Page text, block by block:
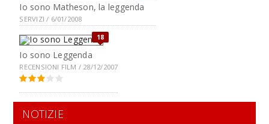
Io sono Matheson, la leggenda
SERVIZI / 6/01/2008
18
Io sono Leggenda
RECENSIONI FILM / 28/12/2007
NOTIZIE